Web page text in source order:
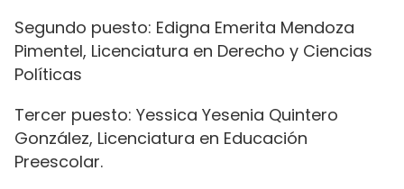
Segundo puesto: Edigna Emerita Mendoza
Pimentel, Licenciatura en Derecho y Ciencias
Políticas
Tercer puesto: Yessica Yesenia Quintero
González, Licenciatura en Educación
Preescolar.